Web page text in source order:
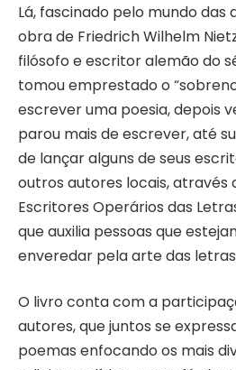
Lá, fascinado pelo mundo das
obra de Friedrich Wilhelm
filósofo e escritor alemão do
tomou emprestado o
escrever uma poesia, depois
parou mais de escrever, até
de lançar alguns de seus
outros autores locais, através
Escritores Operários das
que auxilia pessoas que
enveredar pela arte das
O livro conta com a
autores, que juntos se
poemas enfocando os mais